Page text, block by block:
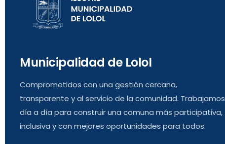
Municipalidad de Lolol
Comprometidos con una gestión cercana,
transparente y al servicio de la comunidad. Trabajamos
día a día para construir una comuna más participativa,
inclusiva y con mejores oportunidades para todos.